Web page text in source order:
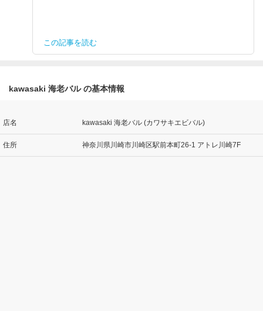
この記事を読む
kawasaki 海老バル の基本情報
店名 kawasaki 海老バル (カワサキエビバル)
住所 神奈川県川崎市川崎区駅前本町26-1 アトレ川崎7F